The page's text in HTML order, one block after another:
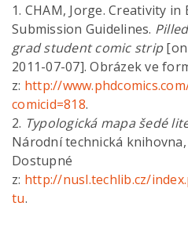
1. CHAM, Jorge. Creativity
Submission Guidelines.
grad student comic strip
2011-07-07]. Obrázek ve
z: http://
comicid=818.
2. Typologická mapa šedé
Národní technická knihovna,
Dostupné
z: http://nusl.techlib.cz/
tu.